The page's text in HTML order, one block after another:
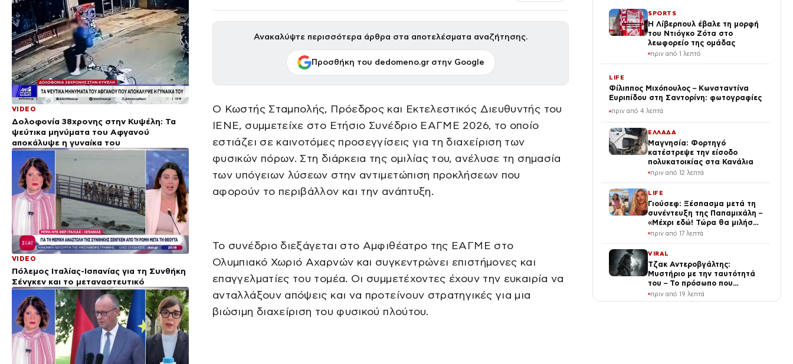
VIDEO
Δολοφονία 38χρονης στην Κυψέλη: Τα
ψεύτικα μηνύματα του Αφγανού
αποκάλυψε η γυναίκα του
VIDEO
Πόλεμος Ιταλίας-Ισπανίας για τη Συνθήκη
Σένγκεν και το μεταναστευτικό
Ανακαλύψτε περισσότερα άρθρα στα αποτελέσματα αναζήτησης.
Προσθήκη του dedomeno.gr στην Google
Ο Κωστής Σταμπολής, Πρόεδρος και Εκτελεστικός Διευθυντής του
IENE, συμμετείχε στο Ετήσιο Συνέδριο ΕΑΓΜΕ 2026, το οποίο
εστιάζει σε καινοτόμες προσεγγίσεις για τη διαχείριση των
φυσικών πόρων. Στη διάρκεια της ομιλίας του, ανέλυσε τη σημασία
των υπόγειων λύσεων στην αντιμετώπιση προκλήσεων που
αφορούν το περιβάλλον και την ανάπτυξη.
Το συνέδριο διεξάγεται στο Αμφιθέατρο της ΕΑΓΜΕ στο
Ολυμπιακό Χωριό Αχαρνών και συγκεντρώνει επιστήμονες και
επαγγελματίες του τομέα. Οι συμμετέχοντες έχουν την ευκαιρία να
ανταλλάξουν απόψεις και να προτείνουν στρατηγικές για μια
βιώσιμη διαχείριση του φυσικού πλούτου.
SPORTS
Η Λίβερπουλ έβαλε τη μορφή
του Ντιόγκο Ζότα στο
λεωφορείο της ομάδας
πριν από 1 λεπτό
LIFE
Φίλιππος Μιχόπουλος – Κωνσταντίνα
Ευριπίδου στη Σαντορίνη: φωτογραφίες
πριν από 4 λεπτά
ΕΛΛΑΔΑ
Μαγνησία: Φορτηγό
κατέστρεψε την είσοδο
πολυκατοικίας στα Κανάλια
πριν από 12 λεπτά
LIFE
Γιούσεφ: Ξέσπασμα μετά τη
συνέντευξη της Παπαμιχάλη –
«Μέχρι εδώ! Τώρα θα μιλήσω»
(Βίντεο)
πριν από 17 λεπτά
VIRAL
Τζακ Αντεροβγάλτης:
Μυστήριο με την ταυτότητά
του – Το πρόσωπο που
κατηγόρησαν και τελικά έγινε
λάθος
πριν από 19 λεπτά